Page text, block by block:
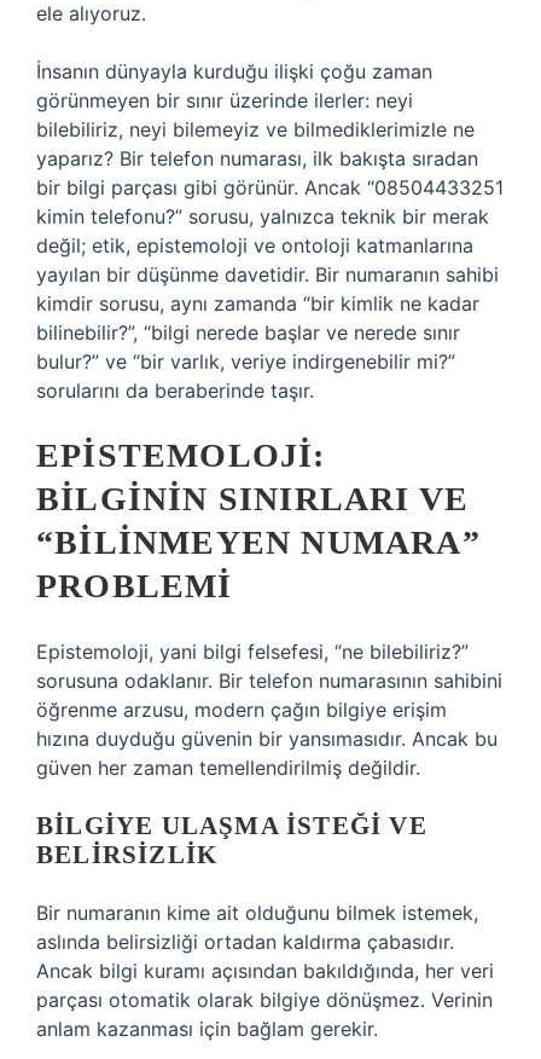
ele alıyoruz.
İnsanın dünyayla kurduğu ilişki çoğu zaman
görünmeyen bir sınır üzerinde ilerler: neyi
bilebiliriz, neyi bilemeyiz ve bilmediklerimizle ne
yaparız? Bir telefon numarası, ilk bakışta sıradan
bir bilgi parçası gibi görünür. Ancak “08504433251
kimin telefonu?” sorusu, yalnızca teknik bir merak
değil; etik, epistemoloji ve ontoloji katmanlarına
yayılan bir düşünme davetidir. Bir numaranın sahibi
kimdir sorusu, aynı zamanda “bir kimlik ne kadar
bilinebilir?”, “bilgi nerede başlar ve nerede sınır
bulur?” ve “bir varlık, veriye indirgenebilir mi?”
sorularını da beraberinde taşır.
EPISTEMOLOJI:
BILGININ SINIRLARI VE
“BILINMEYEN NUMARA”
PROBLEMI
Epistemoloji, yani bilgi felsefesi, “ne bilebiliriz?”
sorusuna odaklanır. Bir telefon numarasının sahibini
öğrenme arzusu, modern çağın bilgiye erişim
hızına duyduğu güvenin bir yansımasıdır. Ancak bu
güven her zaman temellendirilmiş değildir.
BILGIYE ULAŞMA İSTEĞI VE
BELIRSIZLIK
Bir numaranın kime ait olduğunu bilmek istemek,
aslında belirsizliği ortadan kaldırma çabasıdır.
Ancak bilgi kuramı açısından bakıldığında, her veri
parçası otomatik olarak bilgiye dönüşmez. Verinin
anlam kazanması için bağlam gerekir.